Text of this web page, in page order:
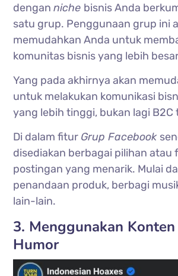
denganniche bisnis Anda
satu grup. Penggunaan grup ini
memudahkan Anda untuk
komunitas bisnis yang lebih
Yang pada akhirnya akan
untuk melakukan komunikasi
yang lebih tinggi, bukan lagi B2C
Di dalam fitur Grup Facebook
disediakan berbagai pilihan atau
postingan yang menarik. Mulai
penandaan produk, berbagi
lain-lain.
3. Menggunakan
Humor